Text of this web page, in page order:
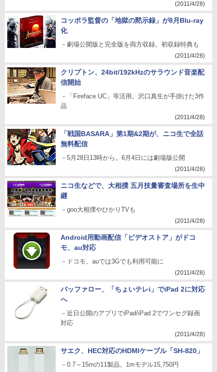
(2011/4/28)
コッポラ監督の「地獄の黙示録」が8月Blu-ray
化
－劇場公開版と完全版を両方収録。初収録特典も
(2011/4/28)
クリプトン、24bit/192kHzのサラウンド音楽配
信開始
－「Fireface UC」等活用。沢口真生が手掛けた3作
品
(2011/4/28)
「戦国BASARA」第1期&2期が、ニコ生で全話
無料配信
－5月28日13時から。6月4日には劇場版公開
(2011/4/28)
ニコ生などで、大相撲 五月技量審査場所を生中
継
－goo大相撲やひかりTVも
(2011/4/28)
Android用動画配信「ビデオストア」がドコ
モ、au対応
－ドコモ、auでは3Gでも利用可能に
(2011/4/28)
バッファロー、「ちょいテレi」でiPad 2に対応
へ
－近日公開のアプリでiPad/iPad 2でワンセグ録画
対応
(2011/4/28)
サエク、HEC対応のHDMIケーブル「SH-820」
－0.7～15mの11製品。1mモデル15,750円